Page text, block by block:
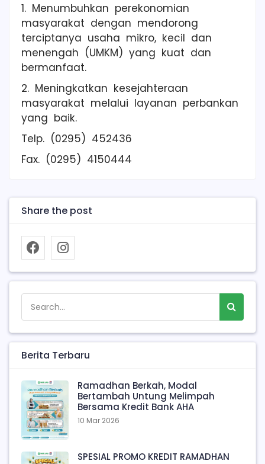
1. Menumbuhkan perekonomian
masyarakat dengan mendorong
terciptanya usaha mikro, kecil dan
menengah (UMKM) yang kuat dan
bermanfaat.
2. Meningkatkan kesejahteraan
masyarakat melalui layanan perbankan
yang baik.
Telp. (0295) 452436
Fax. (0295) 4150444
Share the post
Berita Terbaru
Ramadhan Berkah, Modal
Bertambah Untung Melimpah
Bersama Kredit Bank AHA
10 Mar 2026
SPESIAL PROMO KREDIT RAMADHAN